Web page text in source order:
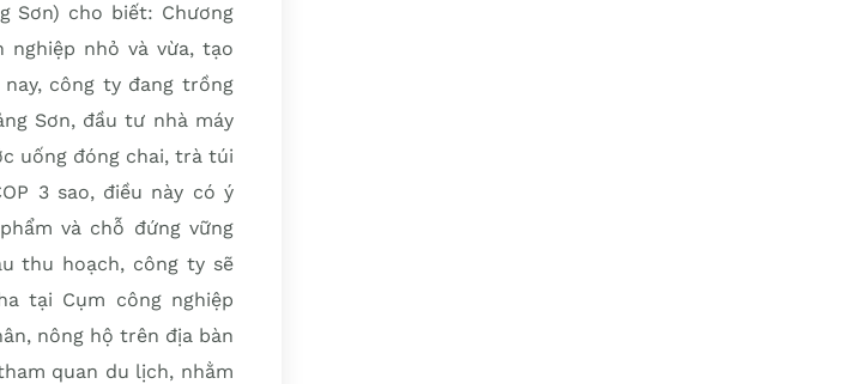
Sơn) cho biết: Chương
nhỏ và vừa, tạo
công ty đang trồng
Sơn, đầu tư nhà máy
uống đóng chai, trà túi
3 sao, điều này có ý
và chỗ đứng vững
thu hoạch, công ty sẽ
tại Cụm công nghiệp
nông hộ trên địa bàn
quan du lịch, nhằm